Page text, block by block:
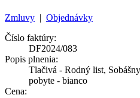
Zmluvy | Objednávky
Číslo faktúry:
DF2024/083
Popis plnenia:
Tlačivá - Rodný list,
pobyte - bianco
Cena: